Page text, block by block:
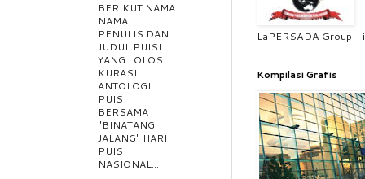
LaPERSADA Group -
Kompilasi Grafis
BERIKUT NAMA
NAMA
PENULIS DAN
JUDUL PUISI
YANG LOLOS
KURASI
ANTOLOGI
PUISI
BERSAMA
"BINATANG
JALANG" HARI
PUISI
NASIONAL...